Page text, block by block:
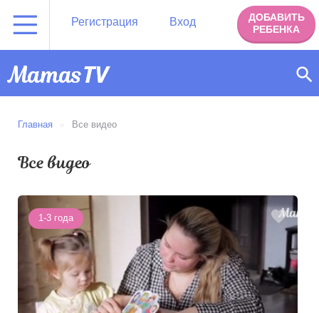
ДОБАВИТЬ
РЕБЕНКА
Регистрация Вход
Главная Все видео
Все видео
1-3 года